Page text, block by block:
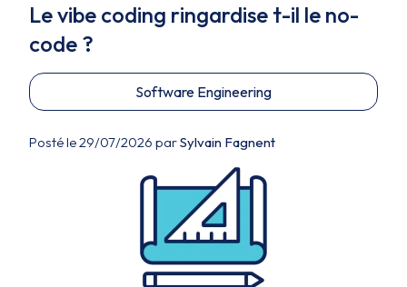
Le vibe coding ringardise t-il le no-
code ?
Software Engineering
Posté le 29/07/2026 parSylvain Fagnent